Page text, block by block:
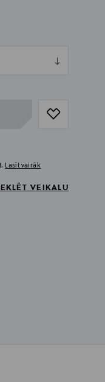
Lasīt vairāk
VEIKALU